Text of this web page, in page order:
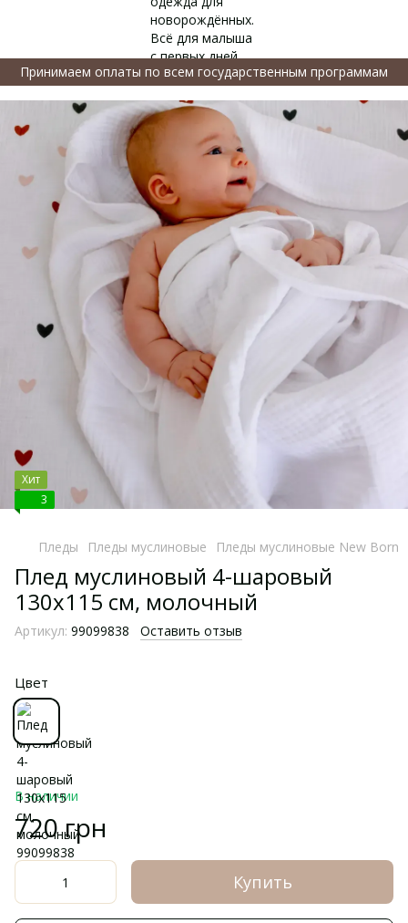
Принимаем оплаты по всем государственным программам
Хит
3
Пледы Пледы муслиновые Пледы муслиновые New Born
Плед муслиновый 4-шаровый
130х115 см, молочный
Артикул: 99099838 Оставить отзыв
Цвет
В наличии
720 грн
Купить